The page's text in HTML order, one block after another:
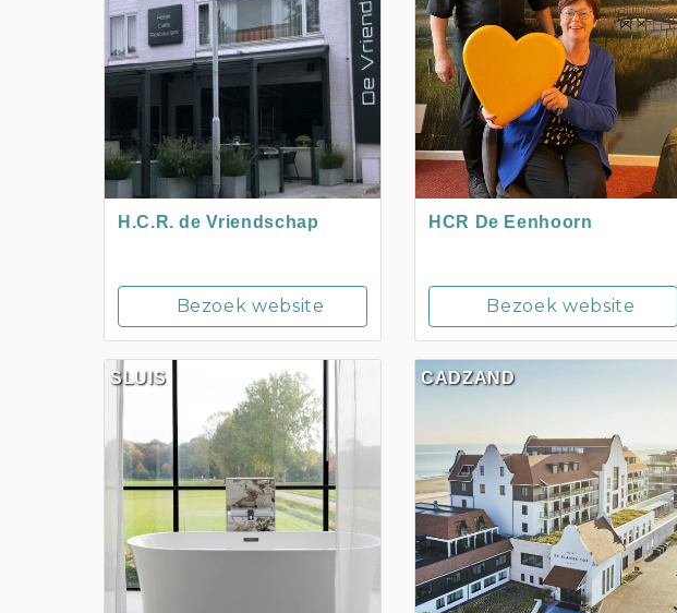
H.C.R. de Vriendschap
Bezoek website
HCR De Eenhoorn
Bezoek website
SLUIS CADZAND